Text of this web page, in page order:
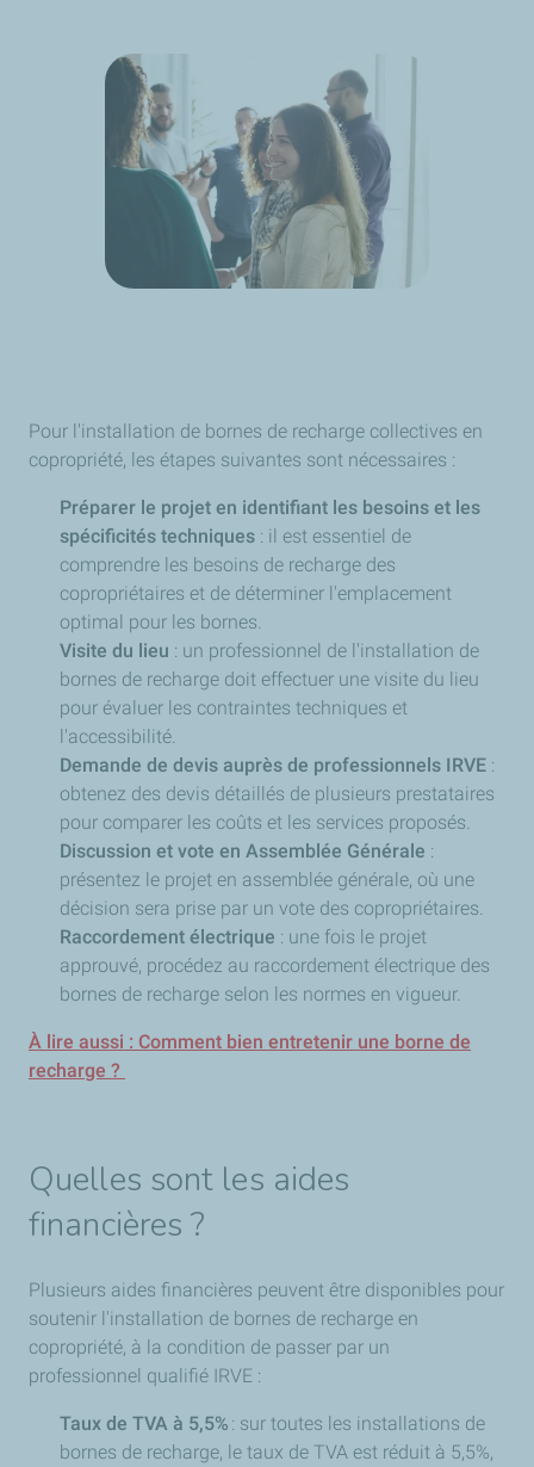
Pour l'installation de bornes de recharge collectives en
copropriété, les étapes suivantes sont nécessaires :
Préparer le projet en identifiant les besoins et les
spécificités techniques : il est essentiel de
comprendre les besoins de recharge des
copropriétaires et de déterminer l'emplacement
optimal pour les bornes.
Visite du lieu : un professionnel de l'installation de
bornes de recharge doit effectuer une visite du lieu
pour évaluer les contraintes techniques et
l'accessibilité.
Demande de devis auprès de professionnels IRVE :
obtenez des devis détaillés de plusieurs prestataires
pour comparer les coûts et les services proposés.
Discussion et vote en Assemblée Générale :
présentez le projet en assemblée générale, où une
décision sera prise par un vote des copropriétaires.
Raccordement électrique : une fois le projet
approuvé, procédez au raccordement électrique des
bornes de recharge selon les normes en vigueur.
À lire aussi : Comment bien entretenir une borne de
recharge ?
Quelles sont les aides
financières ?
Plusieurs aides financières peuvent être disponibles pour
soutenir l'installation de bornes de recharge en
copropriété, à la condition de passer par un
professionnel qualifié IRVE :
Taux de TVA à 5,5% : sur toutes les installations de
bornes de recharge, le taux de TVA est réduit à 5,5%,